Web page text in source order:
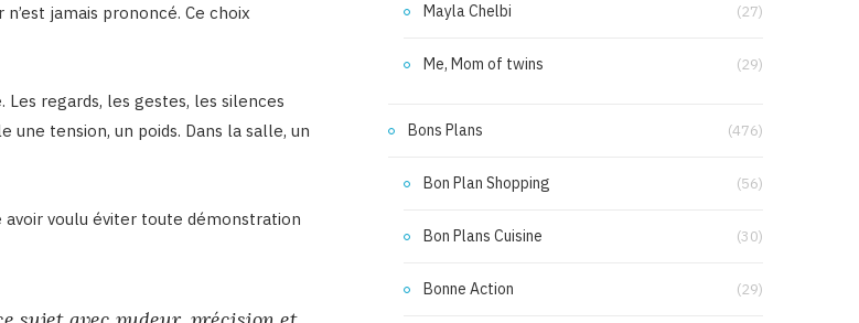
jamais prononcé. Ce choix
regards, les gestes, les silences
tension, un poids. Dans la salle, un
avoir voulu éviter toute démonstration
Mayla Chelbi (27)
Me, Mom of twins (29)
Bons Plans (476)
Bon Plan Shopping (56)
Bon Plans Cuisine (30)
Bonne Action (29)